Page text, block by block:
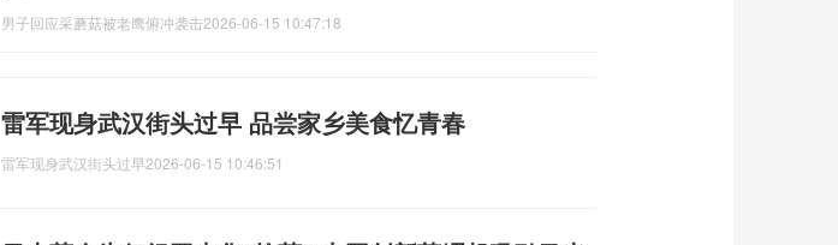
男子回应采蘑菇被老鹰俯冲袭击2026-06-15 10:47:18
雷军现身武汉街头过早 品尝家乡美食忆青春
雷军现身武汉街头过早2026-06-15 10:46:51